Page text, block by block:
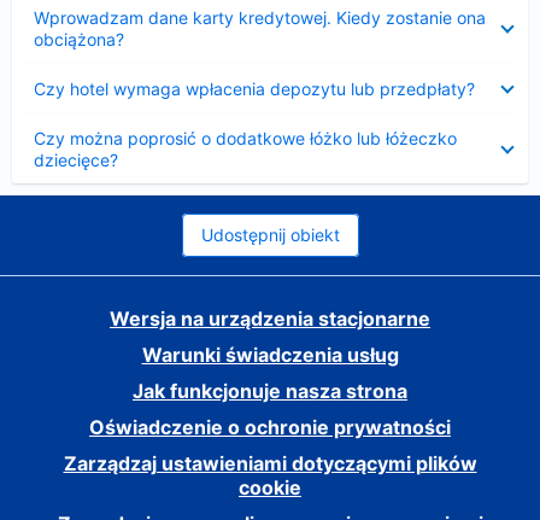
Wprowadzam dane karty kredytowej. Kiedy zostanie ona
obciążona?
Czy hotel wymaga wpłacenia depozytu lub przedpłaty?
Czy można poprosić o dodatkowe łóżko lub łóżeczko
dziecięce?
Udostępnij obiekt
Wersja na urządzenia stacjonarne
Warunki świadczenia usług
Jak funkcjonuje nasza strona
Oświadczenie o ochronie prywatności
Zarządzaj ustawieniami dotyczącymi plików
cookie